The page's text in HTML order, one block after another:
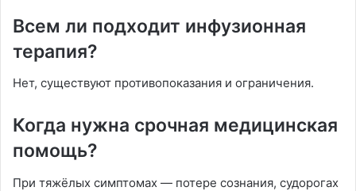
Всем ли подходит инфузионная
терапия?
Нет, существуют противопоказания и ограничения.
Когда нужна срочная медицинская
помощь?
При тяжёлых симптомах — потере сознания, судорогах